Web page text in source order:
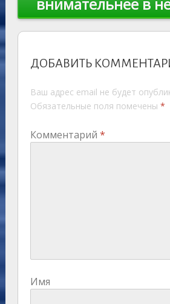
ДОБАВИТЬ
Ваш адрес email не будет
Обязательные поля помечены *
Комментарий *
Имя